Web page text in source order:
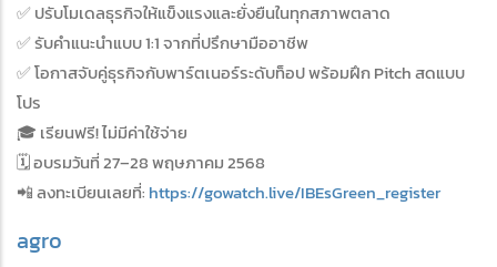
✅ ปรับโมเดลธุรกิจให้แข็งแรงและยั่งยืนในทุกสภาพตลาด
✅ รับคำแนะนำแบบ 1:1 จากที่ปรึกษามืออาชีพ
✅ โอกาสจับคู่ธุรกิจกับพาร์ตเนอร์ระดับท็อป พร้อมฝึก Pitch สดแบบ
โปร
🎓 เรียนฟรี! ไม่มีค่าใช้จ่าย
🗓 อบรมวันที่ 27–28 พฤษภาคม 2568
📲 ลงทะเบียนเลยที่: https://gowatch.live/IBEsGreen_register
agro